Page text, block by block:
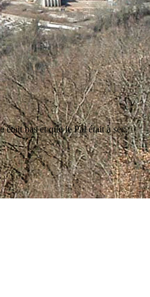
bas et que le Pal était à sec.